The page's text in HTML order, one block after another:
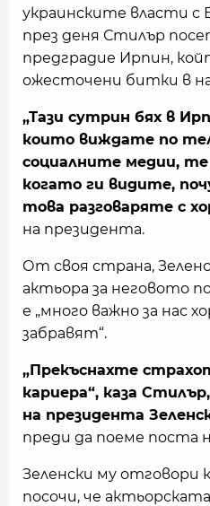
украинските власти
през деня Стилър
предградие Ирпин,
ожесточени битки в
„Тази сутрин бях в
които виждате по
социалните медии, те
когато ги видите,
това разговаряте с
на президента.
От своя страна,
актьора за неговото
е „много важно за нас
забравят“.
„Прекъснахте
кариера“, каза
на президента
преди да поеме поста
Зеленски му
посочи, че